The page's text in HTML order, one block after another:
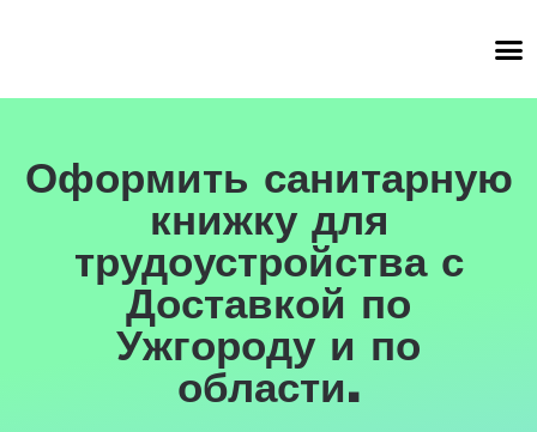
Оформить санитарную
книжку для
трудоустройства с
Доставкой по
Ужгороду и по
области.